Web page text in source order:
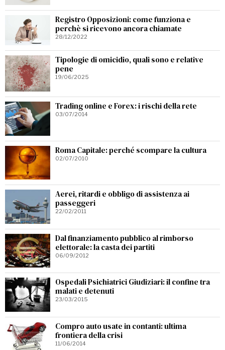
Registro Opposizioni: come funziona e
perchè si ricevono ancora chiamate
28/12/2022
Tipologie di omicidio, quali sono e relative
pene
19/06/2025
Trading online e Forex: i rischi della rete
03/07/2014
Roma Capitale: perché scompare la cultura
02/07/2010
Aerei, ritardi e obbligo di assistenza ai
passeggeri
22/02/2011
Dal finanziamento pubblico al rimborso
elettorale: la casta dei partiti
06/09/2012
Ospedali Psichiatrici Giudiziari: il confine tra
malati e detenuti
23/03/2015
Compro auto usate in contanti: ultima
frontiera della crisi
11/06/2014